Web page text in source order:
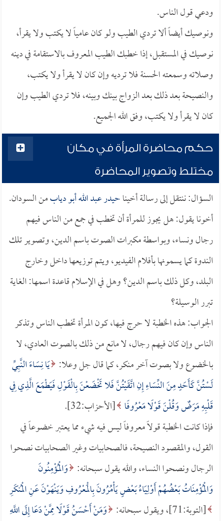
ودعي قول الناس.
ونوصيك أيضاً ألا تردي الطيب ولو كان عامياً لا يكتب ولا يقرأ،
نوصيك في المستقبل، إذا خطبك الطيب المعروف بالاستقامة في دينه
وصلاته وسمعته الحسنة فلا ترديه وإن كان لا يقرأ ولا يكتب،
والنصيحة بعد ذلك بعد الزواج بينك وبينه، فلا تردي الطيب وإن
كان لا يقرأ ولا يكتب، وفق الله الجميع.
حكم محاضرة المرأة في مكان
مختلط وتصوير المحاضرة
السؤال: ننتقل إلى رسالة أخيناحيدر عبد الله أبو ديابمن السودان.
أخونا يقول: هل يجوز للمرأة أن تخطب في جمع من الناس فيهم
رجال ونساء، وبواسطة مكبرات الصوت باسم الدين، وتصوير تلك
الندوة كما يسمونها بأفلام الفيديو، ويتم توزيعها داخل وخارج
البلد، وكل ذلك باسم الدين؟ وهل في الإسلام قاعدة اسمها: الغاية
تبرر الوسيلة؟
الجواب: هذه الخطبة لا حرج فيها، كون المرأة تخطب الناس وتذكر
الناس وإن كان فيهم رجال، لا مانع من ذلك بالصوت العادي، لا
بالخضوع ولا بصوت آخر منكر، كما قال جل وعلا: يَا نِسَاءَ النَّبِيِّ
لَسْتُنَّ كَأَحَدٍ مِنَ النِّسَاءِ إِنِ اتَّقَيْتُنَّ فَلا تَخْضَعْنَ بِالْقَوْلِ فَيَطْمَعَ الَّذِي فِي
قَلْبِهِ مَرَضٌ وَقُلْنَ قَوْلًا مَعْرُوفًا [الأحزاب:32].
فإذا كانت الخطبة قولاً معروفاً ليس فيه شيء مما يعتبر خضوعاً في
القول، والمقصود النصيحة، فالصحابيات وغير الصحابيات نصحوا
الرجال ونصحوا النساء، والله يقول سبحانه: وَالْمُؤْمِنُونَ
وَالْمُؤْمِنَاتُ بَعْضُهُمْ أَوْلِيَاءُ بَعْضٍ يَأْمُرُونَ بِالْمَعْرُوفِ وَيَنْهَوْنَ عَنِ الْمُنكَرِ
[التوبة:71]، ويقول سبحانه:
وَمَنْ أَحْسَنُ قَوْلًا مِمَّنْ دَعَا إِلَى اللَّهِ